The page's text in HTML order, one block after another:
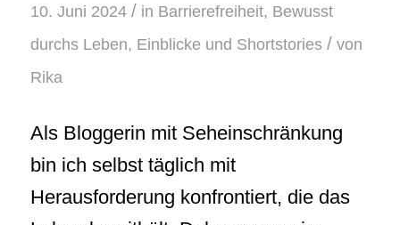
10. Juni 2024 / in Barrierefreiheit, Bewusst
durchs Leben, Einblicke und Shortstories / von
Rika
Als Bloggerin mit Seheinschränkung
bin ich selbst täglich mit
Herausforderung konfrontiert, die das